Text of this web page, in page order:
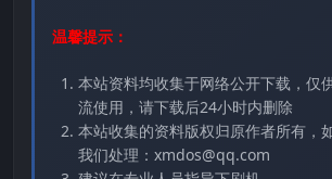
温馨提示：
本站资料均收集于网络公开下载，仅
流使用，请下载后24小时内删除
本站收集的资料版权归原作者所有，
我们处理：xmdos@qq.com